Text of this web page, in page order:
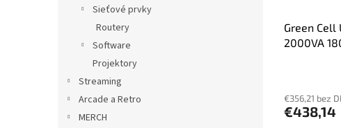
Sieťové prvky
Routery
Software
Projektory
Streaming
Arcade a Retro
MERCH
Green Cell
2000VA
€356,21 bez
€438,14